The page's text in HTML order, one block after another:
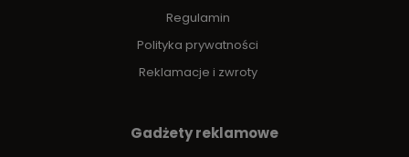
Regulamin
Polityka prywatności
Reklamacje i zwroty
Gadżety reklamowe